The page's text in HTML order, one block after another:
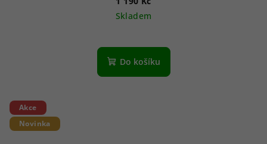
Skladem
Do košíku
Akce
Novinka